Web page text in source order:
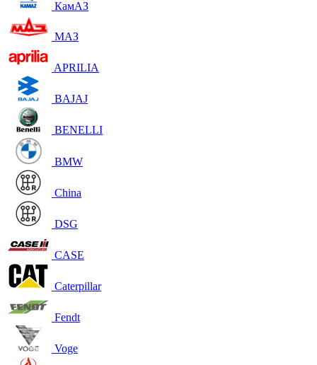
КамАЗ
МАЗ
APRILIA
BAJAJ
BENELLI
BMW
China
DSG
CASE
Caterpillar
Fendt
Voge